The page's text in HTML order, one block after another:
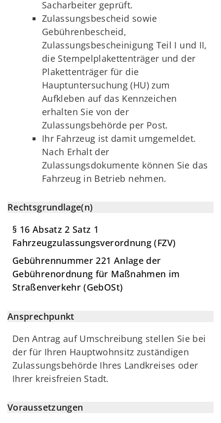
Sacharbeiter geprüft.
Zulassungsbescheid sowie
Gebührenbescheid,
Zulassungsbescheinigung Teil I und II,
die Stempelplakettenträger und der
Plakettenträger für die
Hauptuntersuchung (HU) zum
Aufkleben auf das Kennzeichen
erhalten Sie von der
Zulassungsbehörde per Post.
Ihr Fahrzeug ist damit umgemeldet.
Nach Erhalt der
Zulassungsdokumente können Sie das
Fahrzeug in Betrieb nehmen.
Rechtsgrundlage(n)
§ 16 Absatz 2 Satz 1
Fahrzeugzulassungsverordnung (FZV)
Gebührennummer 221 Anlage der
Gebührenordnung für Maßnahmen im
Straßenverkehr (GebOSt)
Ansprechpunkt
Den Antrag auf Umschreibung stellen Sie bei
der für Ihren Hauptwohnsitz zuständigen
Zulassungsbehörde Ihres Landkreises oder
Ihrer kreisfreien Stadt.
Voraussetzungen